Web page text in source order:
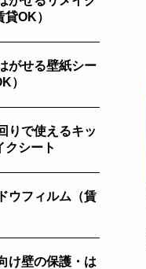
OK）
がせる壁紙シー
）
りで使えるキッ
クシート
ウフィルム（賃
け壁の保護・は